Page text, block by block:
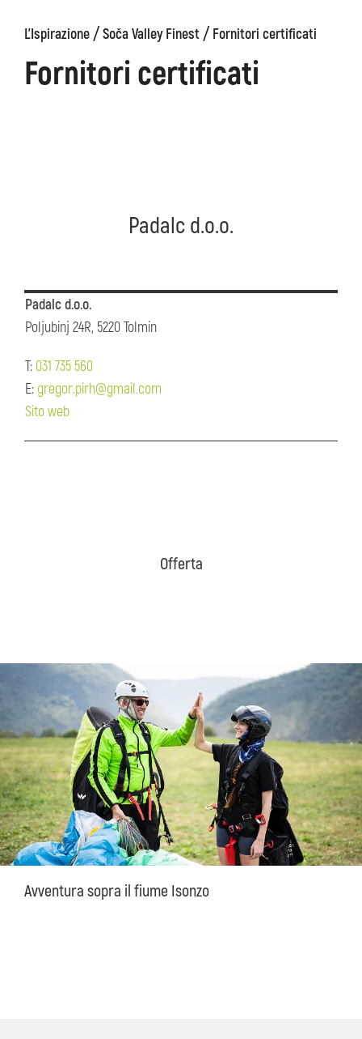
L'Ispirazione/Soča Valley Finest/Fornitori certificati
Fornitori certificati
Kanin
Sentieri
Museo
Padalc d.o.o.
Padalc d.o.o.
Poljubinj 24R, 5220 Tolmin
T: 031 735 560
E: gregor.pirh@gmail.com
Sito web
Offerta
Avventura sopra il fiume Isonzo